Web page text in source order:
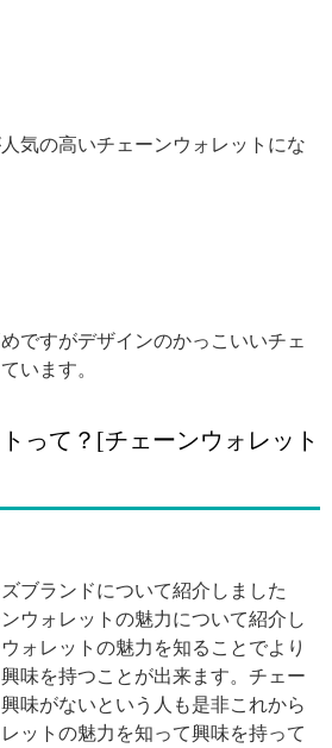
imgdata/item/190208/0041415691/181846894/org.jpg
気の高いチェーンウォレットにな
imgdata/item/190118/0040924042/179023604/org.jpg
ですがデザインのかっこいいチェ
います。
って？[チェーンウォレット
ズブランドについて紹介しました
ウォレットの魅力について紹介し
ォレットの魅力を知ることでより
味を持つことが出来ます。チェー
味がないという人も是非これから
ットの魅力を知って興味を持って